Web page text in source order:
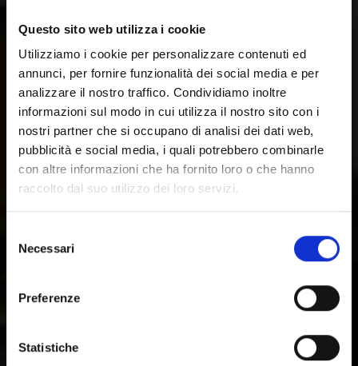
Questo sito web utilizza i cookie
Utilizziamo i cookie per personalizzare contenuti ed
annunci, per fornire funzionalità dei social media e per
analizzare il nostro traffico. Condividiamo inoltre
informazioni sul modo in cui utilizza il nostro sito con i
nostri partner che si occupano di analisi dei dati web,
pubblicità e social media, i quali potrebbero combinarle
con altre informazioni che ha fornito loro o che hanno
raccolto dal suo utilizzo dei loro servizi.
delNecessari
Preferenze
Statistiche